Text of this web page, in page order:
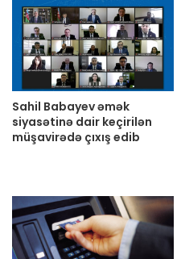
Sahil Babayev əmək
siyasətinə dair keçirilən
müşavirədə çıxış edib